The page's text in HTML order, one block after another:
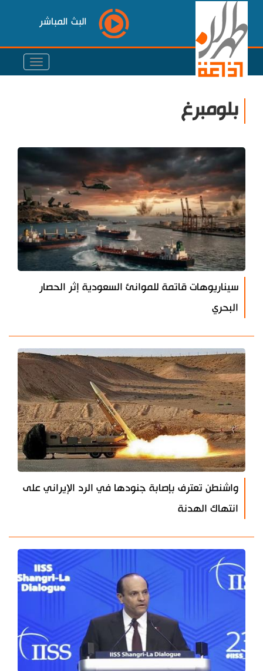
البث المباشر
بلومبرغ
سيناريوهات قاتمة للموانئ السعودية إثر الحصار
البحري
واشنطن تعترف بإصابة جنودها في الرد الإيراني على
انتهاك الهدنة